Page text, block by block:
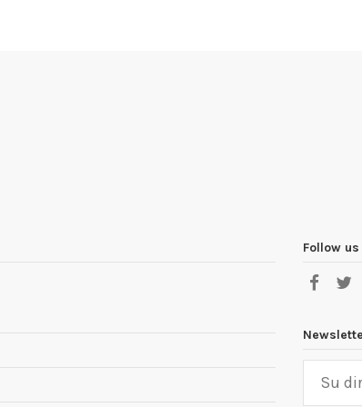
Follow us